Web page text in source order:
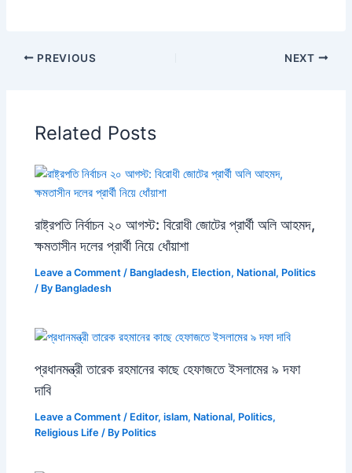
PREVIOUS NEXT
Related Posts
রাষ্ট্রপতি নির্বাচন ২০ আগস্ট: বিরোধী জোটের প্রার্থী অলি আহমদ,
ক্ষমতাসীন দলের প্রার্থী নিয়ে ধোঁয়াশা
Leave a Comment / Bangladesh, Election, National, Politics
/ By Bangladesh
প্রধানমন্ত্রী তারেক রহমানের কাছে হেফাজতে ইসলামের ৯ দফা
দাবি
Leave a Comment / Editor,islam, National, Politics,
Religious Life / By Politics